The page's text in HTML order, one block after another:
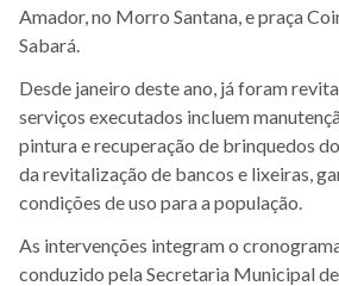
Amador, no Morro Santana, e praça
Sabará.
Desde janeiro deste ano, já foram
serviços executados incluem
pintura e recuperação de brinquedos
da revitalização de bancos e lixeiras,
condições de uso para a população.
As intervenções integram o
conduzido pela Secretaria Municipal